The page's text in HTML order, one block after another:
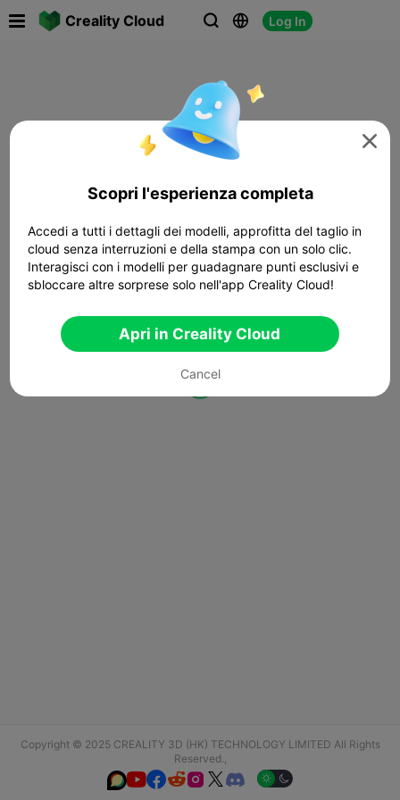
Creality Cloud   Log In
Copyright © 2025 CREALITY 3D (HK) TECHNOLOGY LIMITED All Rights
Reserved.,
  

Scopri l'esperienza completa
Accedi a tutti i dettagli dei modelli, approfitta del taglio in
cloud senza interruzioni e della stampa con un solo clic.
Interagisci con i modelli per guadagnare punti esclusivi e
sbloccare altre sorprese solo nell'app Creality Cloud!
Apri in Creality Cloud
Cancel